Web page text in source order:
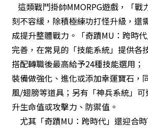
這類戰鬥掛帥MMORPG遊戲，「戰
刻不容緩，除積極練功打怪升級，還
成提升整體戰力。「奇蹟MU：跨時
完善，在常見的「技能系統」提供各
搭配轉職後最高給予24種技能選用；
裝備做強化、進化或添加幸運寶石，
風/翅膀等道具；另有「神兵系統」
升生命值或攻擊力、防禦值。
尤其「奇蹟MU：跨時代」還迎合